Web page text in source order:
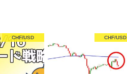
CHF/USD CHF/USD